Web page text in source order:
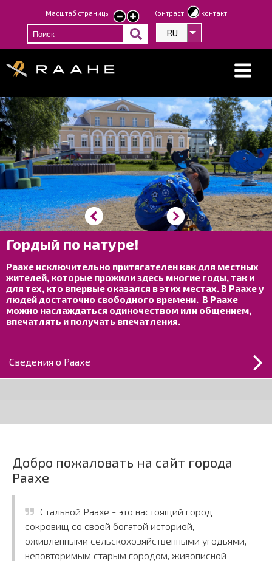
Перейти
к
основному
Масштаб страницы
smallerlarger
text
Контраст контакт
RU Список
Гордый по натуре!
Раахе исключительно притягателен как для местных
жителей, которые прожили здесь многие годы, так и
для тех, кто впервые оказался в этих местах. В Раахе у
людей достаточно свободного времени. В Раахе
можно наслаждаться одиночеством или общением,
впечатлять и получать впечатления.
Сведения о Раахе
Добро пожаловать на сайт города
Раахе
Стальной Раахе - это настоящий город
сокровищ со своей богатой историей,
оживленными сельскохозяйственными угодьями,
неповторимым старым городом, живописной